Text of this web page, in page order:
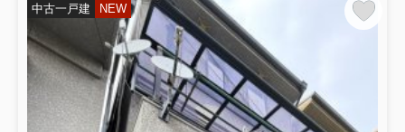
中古一戸建 NEW